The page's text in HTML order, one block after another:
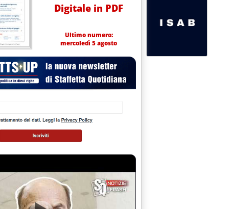
Digitale in PDF
Ultimo numero:
mercoledì 5 agosto